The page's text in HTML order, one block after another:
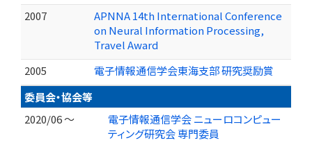
2007
APNNA 14th International Conference
on Neural Information Processing,
Travel Award
2005
電子情報通信学会東海支部 研究奨励賞
委員会・協会等
2020/06 ～
電子情報通信学会 ニューロコンピュー
ティング研究会 専門委員